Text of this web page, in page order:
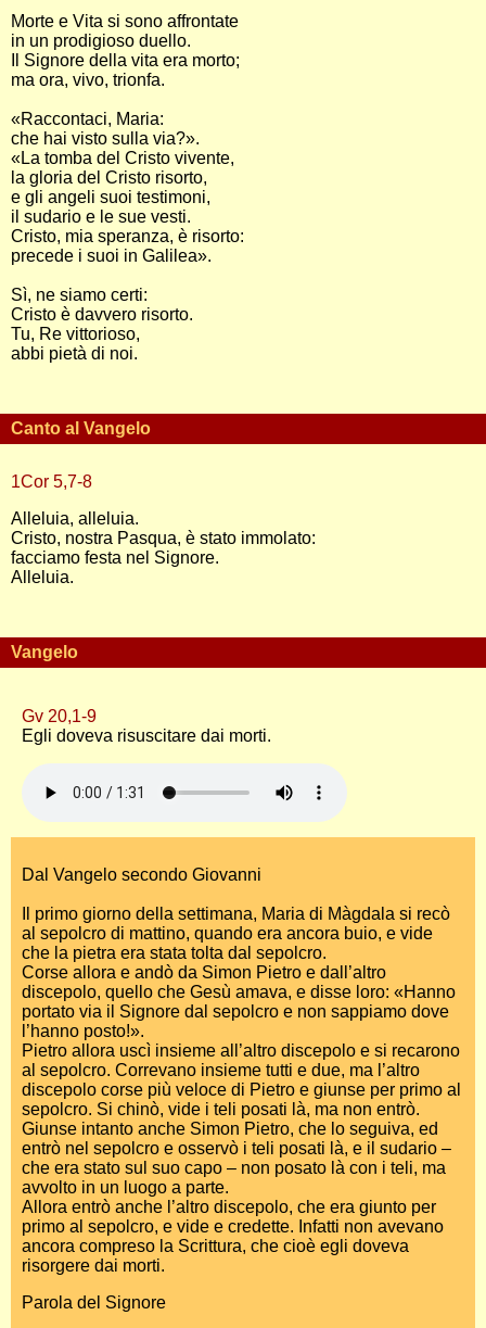
Morte e Vita si sono affrontate
in un prodigioso duello.
Il Signore della vita era morto;
ma ora, vivo, trionfa.
«Raccontaci, Maria:
che hai visto sulla via?».
«La tomba del Cristo vivente,
la gloria del Cristo risorto,
e gli angeli suoi testimoni,
il sudario e le sue vesti.
Cristo, mia speranza, è risorto:
precede i suoi in Galilea».
Sì, ne siamo certi:
Cristo è davvero risorto.
Tu, Re vittorioso,
abbi pietà di noi.
Canto al Vangelo
1Cor 5,7-8
Alleluia, alleluia.
Cristo, nostra Pasqua, è stato immolato:
facciamo festa nel Signore.
Alleluia.
Vangelo
Gv 20,1-9
Egli doveva risuscitare dai morti.
Dal Vangelo secondo Giovanni
Il primo giorno della settimana, Maria di Màgdala si recò
al sepolcro di mattino, quando era ancora buio, e vide
che la pietra era stata tolta dal sepolcro.
Corse allora e andò da Simon Pietro e dall’altro
discepolo, quello che Gesù amava, e disse loro: «Hanno
portato via il Signore dal sepolcro e non sappiamo dove
l’hanno posto!».
Pietro allora uscì insieme all’altro discepolo e si recarono
al sepolcro. Correvano insieme tutti e due, ma l’altro
discepolo corse più veloce di Pietro e giunse per primo al
sepolcro. Si chinò, vide i teli posati là, ma non entrò.
Giunse intanto anche Simon Pietro, che lo seguiva, ed
entrò nel sepolcro e osservò i teli posati là, e il sudario –
che era stato sul suo capo – non posato là con i teli, ma
avvolto in un luogo a parte.
Allora entrò anche l’altro discepolo, che era giunto per
primo al sepolcro, e vide e credette. Infatti non avevano
ancora compreso la Scrittura, che cioè egli doveva
risorgere dai morti.
Parola del Signore